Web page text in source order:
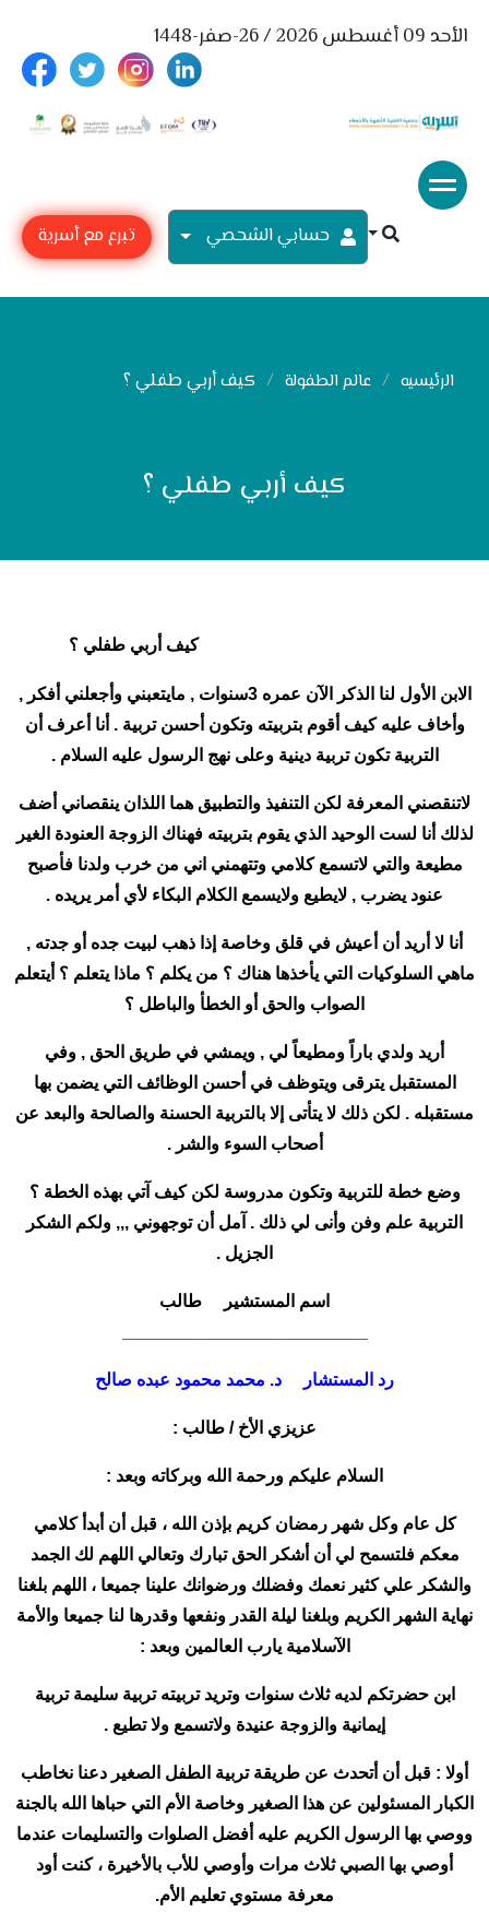
الأحد 09 أغسطس 2026 / 26-صفر-1448
حسابي الشحصي تبرع مع أسرية
الرئيسيه عالم الطفولة كيف أربي طفلي ؟
كيف أربي طفلي ؟
كيف أربي طفلي ؟
الابن الأول لنا الذكر الآن عمره 3سنوات , مايتعبني وأجعلني أفكر ,
وأخاف عليه كيف أقوم بتربيته وتكون أحسن تربية . أنا أعرف أن
التربية تكون تربية دينية وعلى نهج الرسول عليه السلام .
لاتنقصني المعرفة لكن التنفيذ والتطبيق هما اللذان ينقصاني أضف
لذلك أنا لست الوحيد الذي يقوم بتربيته فهناك الزوجة العنودة الغير
مطيعة والتي لاتسمع كلامي وتتهمني اني من خرب ولدنا فأصبح
عنود يضرب , لايطيع ولايسمع الكلام البكاء لأي أمر يريده .
أنا لا أريد أن أعيش في قلق وخاصة إذا ذهب لبيت جده أو جدته ,
ماهي السلوكيات التي يأخذها هناك ؟ من يكلم ؟ ماذا يتعلم ؟ أيتعلم
الصواب والحق أو الخطأ والباطل ؟
أريد ولدي باراً ومطيعاً لي , ويمشي في طريق الحق , وفي
المستقبل يترقى ويتوظف في أحسن الوظائف التي يضمن بها
مستقبله . لكن ذلك لا يتأتى إلا بالتربية الحسنة والصالحة والبعد عن
أصحاب السوء والشر .
وضع خطة للتربية وتكون مدروسة لكن كيف آتي بهذه الخطة ؟
التربية علم وفن وأنى لي ذلك . آمل أن توجهوني ,,, ولكم الشكر
الجزيل .
اسم المستشير طالب
رد المستشار د. محمد محمود عبده صالح
عزيزي الأخ / طالب :
السلام عليكم ورحمة الله وبركاته وبعد :
كل عام وكل شهر رمضان كريم بإذن الله ، قبل أن أبدأ كلامي
معكم فلتسمح لي أن أشكر الحق تبارك وتعالي اللهم لك الجمد
والشكر علي كثير نعمك وفضلك ورضوانك علينا جميعا ، اللهم بلغنا
نهاية الشهر الكريم وبلغنا ليلة القدر ونفعها وقدرها لنا جميعا والأمة
الآسلامية يارب العالمين وبعد :
ابن حضرتكم لديه ثلاث سنوات وتريد تربيته تربية سليمة تربية
إيمانية والزوجة عنيدة ولاتسمع ولا تطيع .
أولا : قبل أن أتحدث عن طريقة تربية الطفل الصغير دعنا نخاطب
الكبار المسئولين عن هذا الصغير وخاصة الأم التي حباها الله بالجنة
ووصي بها الرسول الكريم عليه أفضل الصلوات والتسليمات عندما
أوصي بها الصبي ثلاث مرات وأوصي للأب بالأخيرة ، كنت أود
معرفة مستوي تعليم الأم.